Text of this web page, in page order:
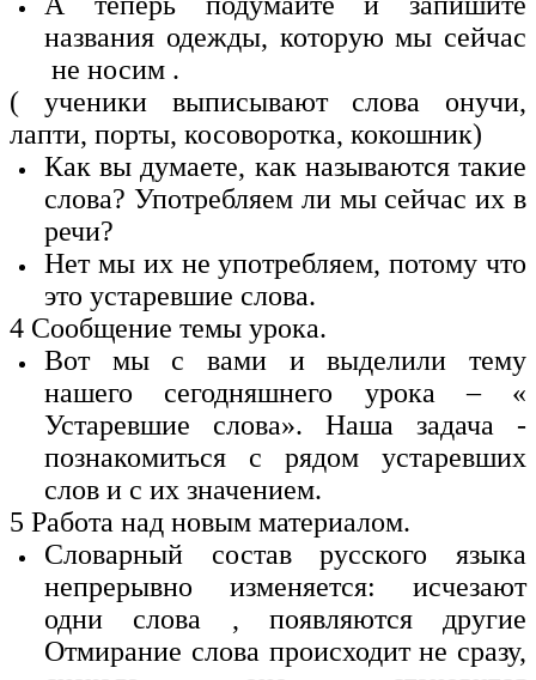
названия одежды, которую мы сейчас
не носим .
( ученики выписывают слова онучи,
лапти, порты, косоворотка, кокошник)
Как вы думаете, как называются такие
слова? Употребляем ли мы сейчас их в
речи?
Нет мы их не употребляем, потому что
это устаревшие слова.
4 Сообщение темы урока.
Вот мы с вами и выделили тему
нашего сегодняшнего урока – «
Устаревшие слова». Наша задача -
познакомиться с рядом устаревших
слов и с их значением.
5 Работа над новым материалом.
Словарный состав русского языка
непрерывно изменяется: исчезают
одни слова , появляются другие
Отмирание слова происходит не сразу,